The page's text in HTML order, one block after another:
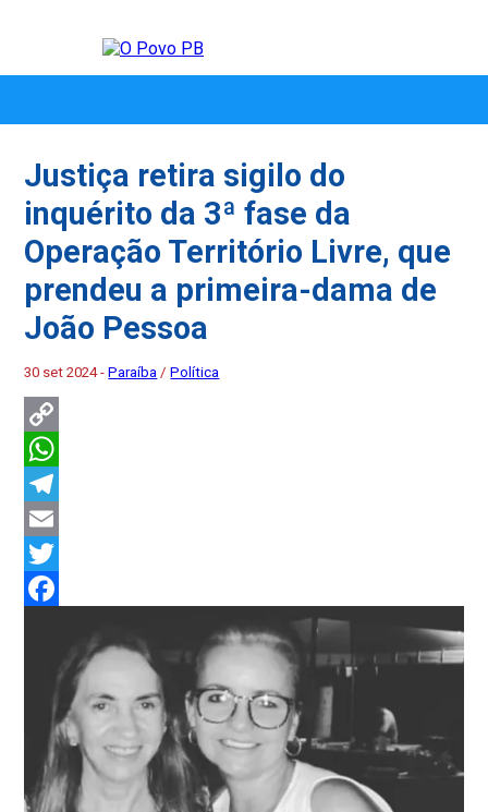
Justiça retira sigilo do
inquérito da 3ª fase da
Operação Território Livre, que
prendeu a primeira-dama de
João Pessoa
30 set 2024 -Paraíba /Política
Copy
Link
WhatsApp
Telegram
Email
Twitter